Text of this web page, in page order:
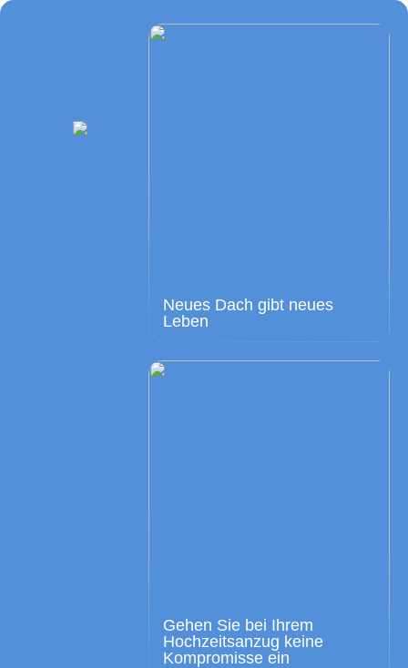
Neues Dach gibt neues
Leben
Gehen Sie bei Ihrem
Hochzeitsanzug keine
Kompromisse ein